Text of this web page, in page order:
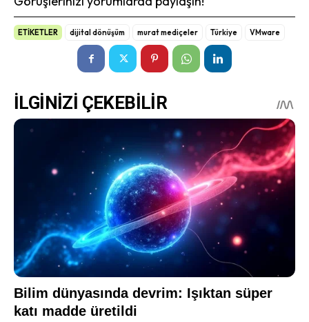
ETİKETLER dijital dönüşüm murat mediçeler Türkiye VMware